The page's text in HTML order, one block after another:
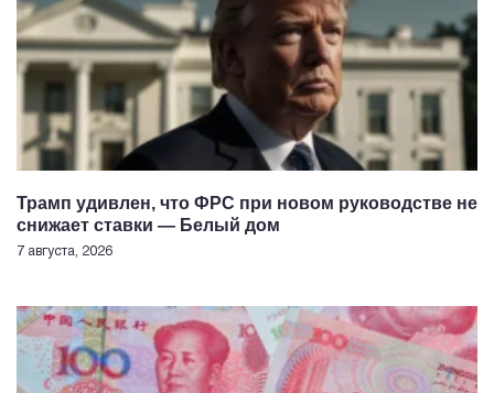
Трамп удивлен, что ФРС при новом руководстве не
снижает ставки — Белый дом
7 августа, 2026